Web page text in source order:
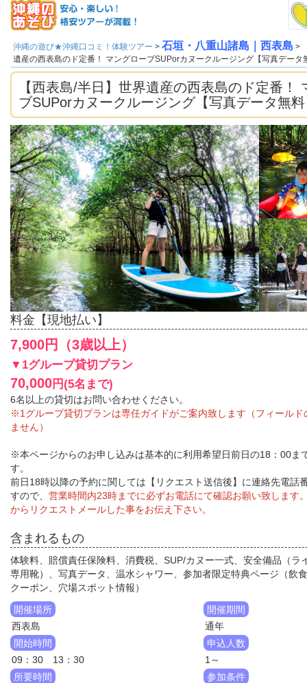
沖縄の遊び★沖縄口コミ！体験ツアー > 石垣・八重山諸島｜西表島 >
遺産の西表島のド定番！ マングローブSUPorカヌークルージング【写真データ
【西表島/半日】世界遺産の西表島のド定番！
ブSUPorカヌークルージング【写真データ無
料金【現地払い】
7,900円（3歳以上）
▼1グループ貸切プラン
70,000円(5名まで)
6名以上の貸切はお問い合わせください。
※1グループ貸切プランは専任ガイドがご案内致します（フィールド
ません）
※本ページからのお申し込みは基本的に利用希望日前日の18：00ま
す。
前日18時以降の予約に関しては【リクエスト送信後】に連絡先電話
すので、 営業時間内23時までに必ずお電話にて確認お願い致します
からリクエストメールした事をお伝え下さい。
含まれるもの
体験料、賠償責任保険料、消費税、SUP/カヌー一式、安全備品（ラ
専用靴）、写真データ、温水シャワー、参加者限定特典ページ（飲
クーポン、穴場スポット情報）
開催場所
西表島
開始時間
09：30 13：30
所要時間
開催期間
通年
申込人数
1～
参加条件